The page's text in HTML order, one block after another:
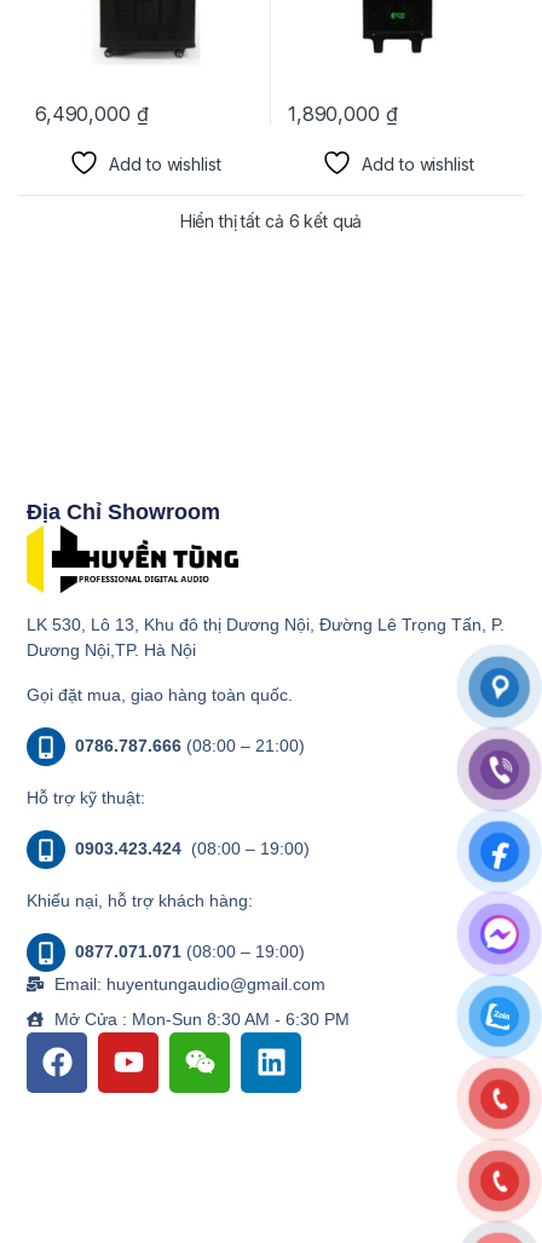
6,490,000 ₫
Add to wishlist
1,890,000 ₫
Add to wishlist
Hiển thị tất cả 6 kết quả
Địa Chỉ Showroom
LK 530, Lô 13, Khu đô thị Dương Nội, Đường Lê Trọng Tấn, P.
Dương Nội,TP. Hà Nội
Gọi đặt mua, giao hàng toàn quốc.
0786.787.666 (08:00 – 21:00)
Hỗ trợ kỹ thuật:
0903.423.424 (08:00 – 19:00)
Khiếu nại, hỗ trợ khách hàng:
0877.071.071 (08:00 – 19:00)
Email: huyentungaudio@gmail.com
Mở Cửa : Mon-Sun 8:30 AM - 6:30 PM